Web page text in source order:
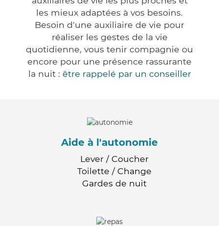
les mieux adaptées à vos besoins.
Besoin d'une auxiliaire de vie pour
réaliser les gestes de la vie
quotidienne, vous tenir compagnie ou
encore pour une présence rassurante
la nuit : être rappelé par un conseiller
Aide à l'autonomie
Lever / Coucher
Toilette / Change
Gardes de nuit